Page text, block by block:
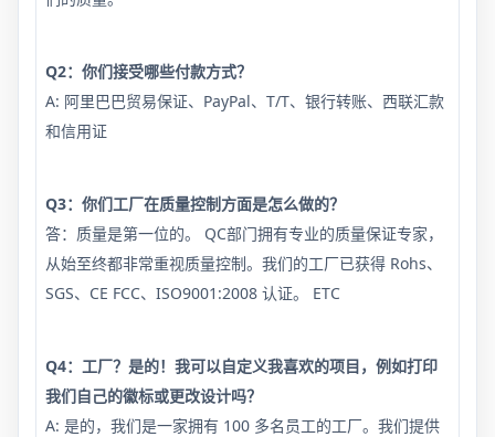
Q2：你们接受哪些付款方式？
A: 阿里巴巴贸易保证、PayPal、T/T、银行转账、西联汇款
和信用证
Q3：你们工厂在质量控制方面是怎么做的？
答：质量是第一位的。 QC部门拥有专业的质量保证专家，
从始至终都非常重视质量控制。我们的工厂已获得 Rohs、
SGS、CE FCC、ISO9001:2008 认证。 ETC
Q4：工厂？是的！我可以自定义我喜欢的项目，例如打印
我们自己的徽标或更改设计吗？
A: 是的，我们是一家拥有 100 多名员工的工厂。我们提供